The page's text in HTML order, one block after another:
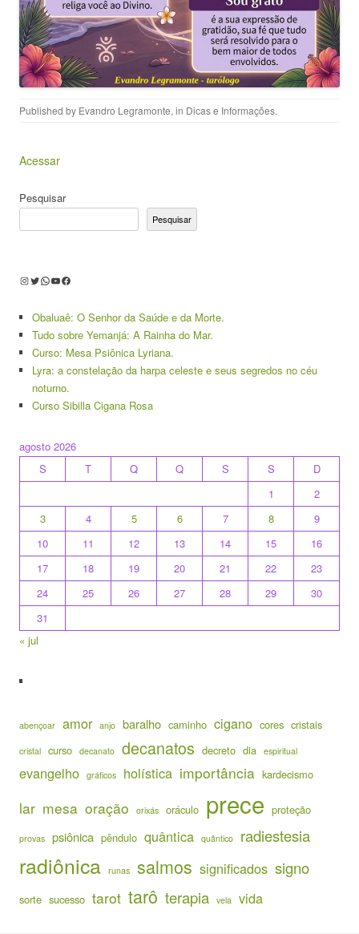
Published by Evandro Legramonte, in Dicas e Informações.
Acessar
Pesquisar
Pesquisar
Instagram
Twitter
WhatsApp
Youtube
Facebook
Obaluaê: O Senhor da Saúde e da Morte.
Tudo sobre Yemanjá: A Rainha do Mar.
Curso: Mesa Psiônica Lyriana.
Lyra: a constelação da harpa celeste e seus segredos no céu
noturno.
Curso Sibilla Cigana Rosa
agosto 2026
S
T Q Q S S
D
1
2
3
4 5 6 7 8
9
10
11 12 13 14 15
16
17
18 19 20 21 22
23
24
25 26 27 28 29
30
31
« jul
abençoar amor anjo baralho caminho cigano cores cristais
cristal curso decanato decanatos decreto dia espiritual
evangelho gráficos holística importância kardecismo
lar mesa oração orixás oráculo prece proteção
provas psiônica pêndulo quântica quântico radiestesia
radiônica runas salmos significados signo
sorte sucesso tarot tarô terapia vela vida